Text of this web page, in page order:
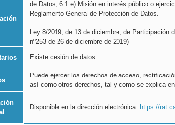
de Datos; 6.1.e) Misión en interés público o
Reglamento General de Protección de Datos.
Ley 8/2019, de 13 de diciembre, de Participación
nº253 de 26 de diciembre de 2019)
Existe cesión de datos
Puede ejercer los derechos de acceso,
así como otros derechos, tal y como se explica
Disponible en la dirección electrónica: https://